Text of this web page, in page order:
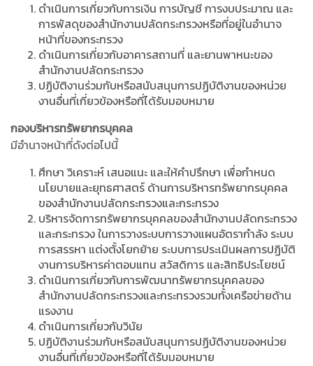
ดำเนินการเกี่ยวกับการเงิน การบัญชี การงบประมาณ และ
การพัสดุของสำนักงานปลัดกระทรวงหรือที่อยู่ในอำนาจ
หน้าที่ของกระทรวง
ดำเนินการเกี่ยวกับอาคารสถานที่ และยานพาหนะของ
สำนักงานปลัดกระทรวง
ปฏิบัติงานร่วมกับหรือสนับสนุนการปฏิบัติงานของหน่วย
งานอื่นที่เกี่ยวข้องหรือที่ได้รับมอบหมาย
กองบริหารทรัพยากรบุคคล
มีอำนาจหน้าที่ดังต่อไปนี้
ศึกษา วิเคราะห์ เสนอแนะ และให้คำปรึกษา เพื่อกำหนด
นโยบายและยุทธศาสตร์ ด้านการบริหารทรัพยากรบุคคล
ของสำนักงานปลัดกระทรวงและกระทรวง
บริหารจัดการทรัพยากรบุคคลของสำนักงานปลัดกระทรวง
และกระทรวง ในการวางระบบการวางแผนอัตรากำลัง ระบบ
การสรรหา แต่งตั้งโยกย้าย ระบบการประเมินผลการปฏิบัติ
งานการบริหารค่าตอบแทน สวัสดิการ และสิทธิประโยชน์
ดำเนินการเกี่ยวกับการพัฒนาทรัพยากรบุคคลของ
สำนักงานปลัดกระทรวงและกระทรวงรวมทั้งเครือข่ายด้าน
แรงงาน
ดำเนินการเกี่ยวกับวินัย
ปฏิบัติงานร่วมกับหรือสนับสนุนการปฏิบัติงานของหน่วย
งานอื่นที่เกี่ยวข้องหรือที่ได้รับมอบหมาย